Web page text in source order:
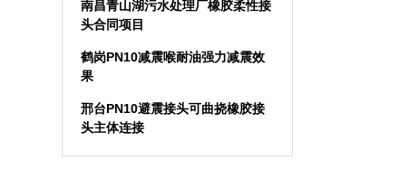
南昌青山湖污水处理厂橡胶柔性接
头合同项目
鹤岗PN10减震喉耐油强力减震效
果
邢台PN10避震接头可曲挠橡胶接
头主体连接